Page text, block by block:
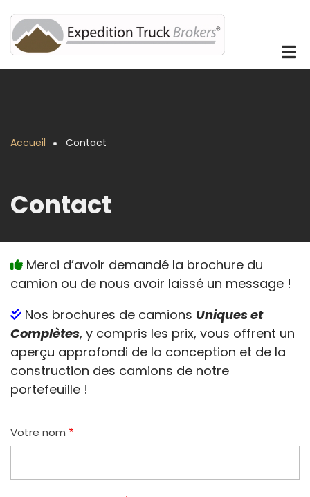
au
contenu
principal
Accueil Contact
Contact
Merci d’avoir demandé la brochure du
camion ou de nous avoir laissé un message !
Nos brochures de camions Uniques et
Complètes, y compris les prix, vous offrent un
aperçu approfondi de la conception et de la
construction des camions de notre
portefeuille !
Votre nom